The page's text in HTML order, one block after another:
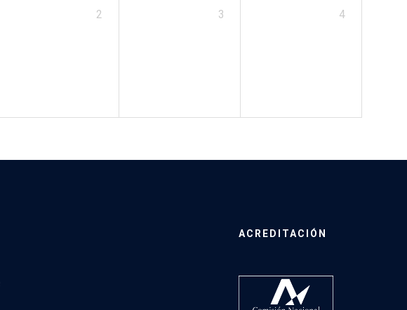
2 3 4
ACREDITACIÓN